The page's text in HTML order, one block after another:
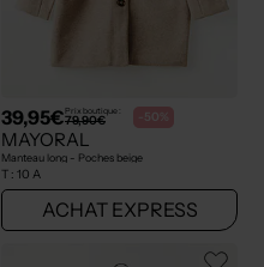
39,95€Prix boutique :
79,90€ -50%
MAYORAL
Manteau long - Poches beige
T : 10 A
ACHAT EXPRESS